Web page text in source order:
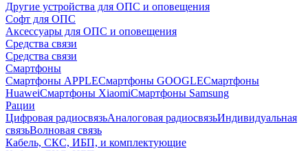
Другие устройства для ОПС и оповещения
Софт для ОПС
Аксессуары для ОПС и оповещения
Средства связи
Средства связи
Смартфоны
Смартфоны APPLEСмартфоны GOOGLEСмартфоны
HuaweiСмартфоны XiaomiСмартфоны Samsung
Рации
Цифровая радиосвязьАналоговая радиосвязьИндивидуальная
связьВолновая связь
Кабель, СКС, ИБП, и комплектующие